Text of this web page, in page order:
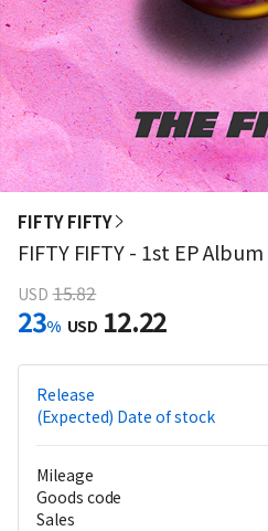
FIFTY FIFTY
FIFTY FIFTY - 1st EP
USD 15.82
23% USD 12.22
Release
(Expected) Date of stock
Mileage
Goods code
Sales